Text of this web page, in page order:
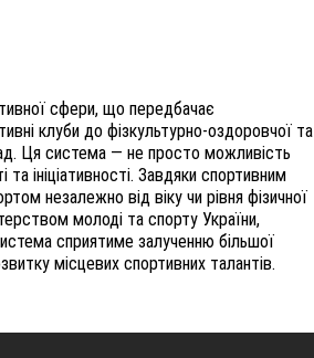
сфери, що передбачає
клуби до фізкультурно-оздоровчої та
Ця система — не просто можливість
ініціативності. Завдяки спортивним
незалежно від віку чи рівня фізичної
молоді та спорту України,
сприятиме залученню більшої
місцевих спортивних талантів.